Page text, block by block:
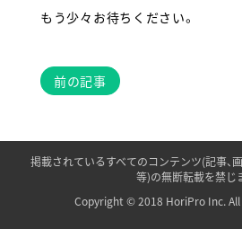
もう少々お待ちください。
前の記事
掲載されているすべてのコンテンツ(記事、
等)の無断転載を禁じ
Copyright © 2018 HoriPro Inc.